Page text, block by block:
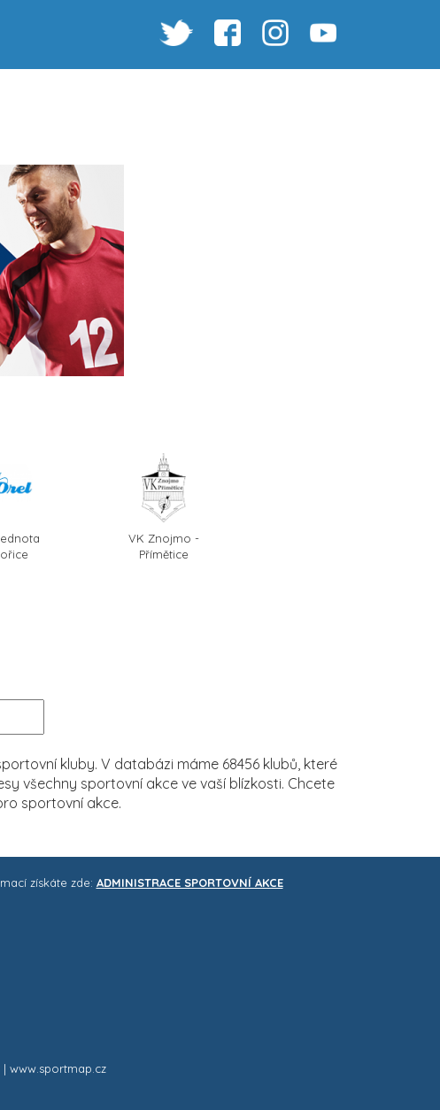
VK Znojmo -
Přímětice
kluby. V databázi máme 68456 klubů, které
všechny sportovní akce ve vaší blízkosti. Chcete
sportovní akce.
získáte zde: ADMINISTRACE SPORTOVNÍ AKCE
www.sportmap.cz